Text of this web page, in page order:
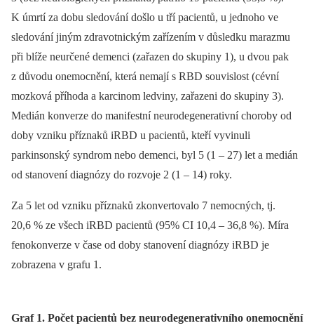
K úmrtí za dobu sledování došlo u tří pacientů, u jednoho ve
sledování jiným zdravotnickým zařízením v důsledku marazmu
při blíže neurčené demenci (zařazen do skupiny 1), u dvou pak
z důvodu onemocnění, která nemají s RBD souvislost (cévní
mozková příhoda a karcinom ledviny, zařazeni do skupiny 3).
Medián konverze do manifestní neurodegenerativní choroby od
doby vzniku příznaků iRBD u pacientů, kteří vyvinuli
parkinsonský syndrom nebo demenci, byl 5 (1 –⁠ 27) let a medián
od stanovení diagnózy do rozvoje 2 (1 –⁠ 14) roky.
Za 5 let od vzniku příznaků zkonvertovalo 7 nemocných, tj.
20,6 % ze všech iRBD pacientů (95% CI 10,4 –⁠ 36,8 %). Míra
fenokonverze v čase od doby stanovení diagnózy iRBD je
zobrazena v grafu 1.
Graf 1. Počet pacientů bez neurodegenerativního onemocnění